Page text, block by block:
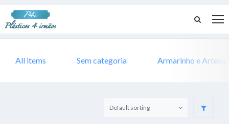
All items Sem categoria Armarinho e